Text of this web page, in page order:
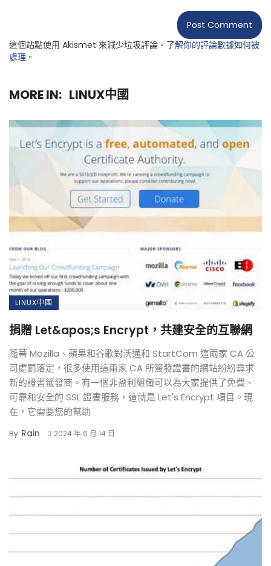
這個站點使用 Akismet 來減少垃圾評論。 了解你的評論數據如何被
處理 。
MORE IN: LINUX中國
LINUX中國
捐贈 Let&apos;s Encrypt，共建安全的互聯網
隨著 Mozilla、蘋果和谷歌對沃通和 StartCom 這兩家 CA 公
司處罰落定，很多使用這兩家 CA 所簽發證書的網站紛紛尋求
新的證書籤發商。有一個非盈利組織可以為大家提供了免費、
可靠和安全的 SSL 證書服務，這就是 Let's Encrypt 項目。現
在，它需要您的幫助
By Rain 2024 年 6 月 14 日